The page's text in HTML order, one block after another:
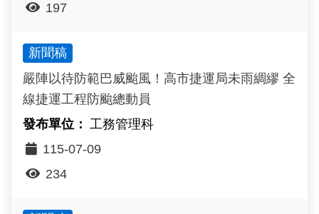
197
新聞稿
嚴陣以待防範巴威颱風！高市捷運局未雨綢繆 全
線捷運工程防颱總動員
工務管理科
115-07-09
234